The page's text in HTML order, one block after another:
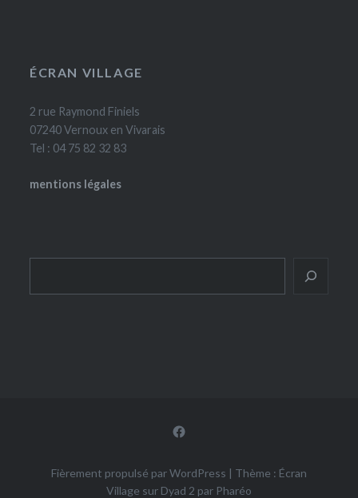
ÉCRAN VILLAGE
2 rue Raymond Finiels
07240 Vernoux en Vivarais
Tel : 04 75 82 32 83
mentions légales
Facebook
Fièrement propulsé par WordPress | Thème : Écran
Village sur Dyad 2 par Pharéo